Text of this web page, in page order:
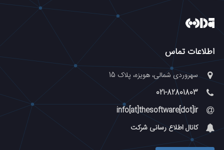
اطلاعات تماس
سهروردی شمالی، هویزه، پلاک 15
021-82801803
info[at]thesoftware[dot]ir
کانال اطلاع رسانی شرکت